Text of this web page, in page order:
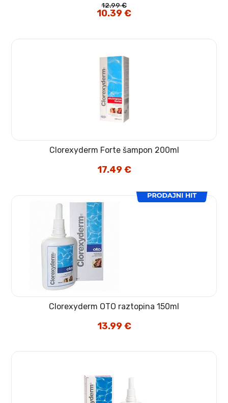
12.99€
Izvirna
cena
10.39€Trenutna
cena
Clorexyderm Forte šampon 200ml
17.49€
Clorexyderm OTO raztopina 150ml
13.99€